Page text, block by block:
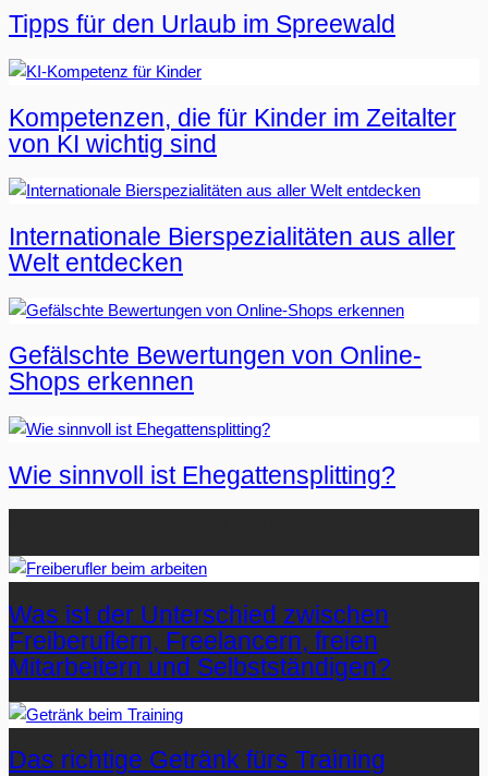
Tipps für den Urlaub im Spreewald
Kompetenzen, die für Kinder im Zeitalter
von KI wichtig sind
Internationale Bierspezialitäten aus aller
Welt entdecken
Gefälschte Bewertungen von Online-
Shops erkennen
Wie sinnvoll ist Ehegattensplitting?
Was ist der Unterschied zwischen
Freiberuflern, Freelancern, freien
Mitarbeitern und Selbstständigen?
Das richtige Getränk fürs Training